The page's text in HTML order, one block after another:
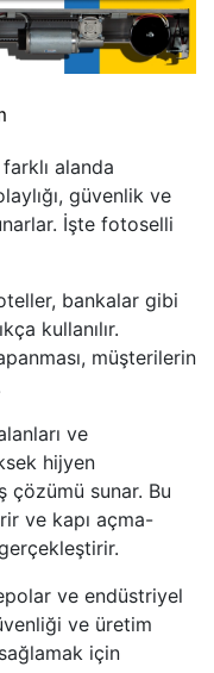
alanda
güvenlik ve
İşte fotoselli
bankalar gibi
kullanılır.
müşterilerin
ve
hijyen
çözümü sunar. Bu
ve kapı açma-
ve endüstriyel
ve üretim
sağlamak için